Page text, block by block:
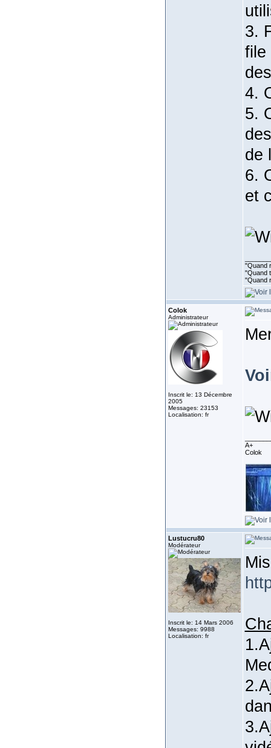
3.
file
4.
5.
de
6.
et
"Quand
"Quand
"Quand
Colok
Administrateur
Inscrit le: 13 Décembre
2005
Messages: 23153
Localisation: fr
A+
Colok
Lustucru80
Modérateur
Inscrit le: 14 Mars 2006
Messages: 9988
Localisation: fr